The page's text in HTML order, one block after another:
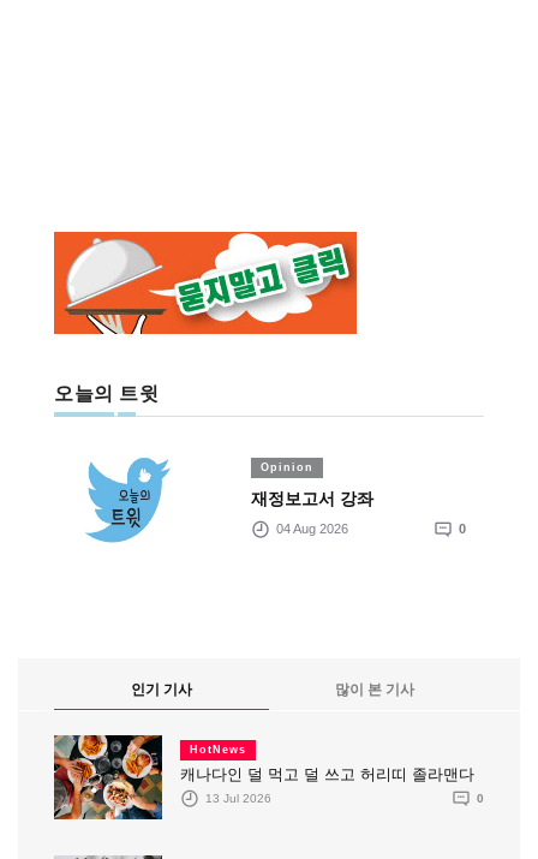
오늘의 트윗
Opinion
재정보고서 강좌
04 Aug 2026 0
인기 기사 많이 본 기사
HotNews
캐나다인 덜 먹고 덜 쓰고 허리띠 졸라맨다
13 Jul 2026 0